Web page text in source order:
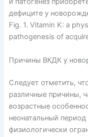
Причины ВКДК у
Следует отметить,
различные причины,
возрастные
неонатальный
физиологически